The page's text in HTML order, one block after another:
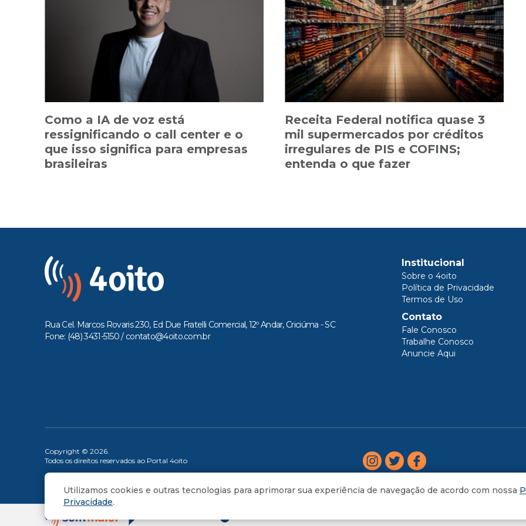
Como a IA de voz está
ressignificando o call center e o
que isso significa para empresas
brasileiras
Receita Federal notifica quase 3
mil supermercados por créditos
irregulares de PIS e COFINS;
entenda o que fazer
Rua Cel. Marcos Rovaris 230, Ed Due Fratelli Comercial, 12º Andar, Criciúma - SC
Fone: (48) 3431-5150 / contato@4oito.com.br
Institucional
Sobre o 4oito
Política de Privacidade
Termos de Uso
Contato
Fale Conosco
Trabalhe Conosco
Anuncie Aqui
Copyright © 2026.
Todos os direitos reservados ao Portal 4oito
PROGRAMA ADELOR LESSA
Utilizamos cookies e outras tecnologias para aprimorar sua experiência de navegação de acordo com nossa
Privacidade.